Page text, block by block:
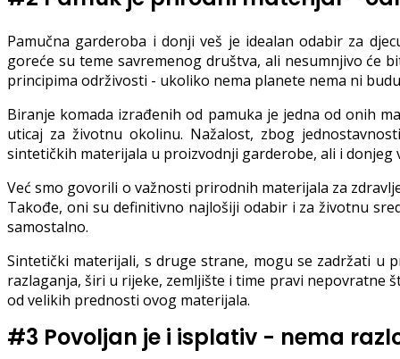
Pamučna garderoba i donji veš je idealan odabir za
goreće su teme savremenog društva, ali nesumnjivo će
principima održivosti - ukoliko nema planete nema ni
Biranje komada izrađenih od pamuka je jedna od onih
uticaj za životnu okolinu. Nažalost, zbog
sintetičkih materijala u proizvodnji garderobe, ali i donjeg
Već smo govorili o važnosti prirodnih materijala za
Takođe, oni su definitivno najlošiji odabir i za životnu
samostalno.
Sintetički materijali, s druge strane, mogu se zadržati u
razlaganja, širi u rijeke, zemljište i time pravi nepovratne
od velikih prednosti ovog materijala.
#3 Povoljan je i isplativ - nema